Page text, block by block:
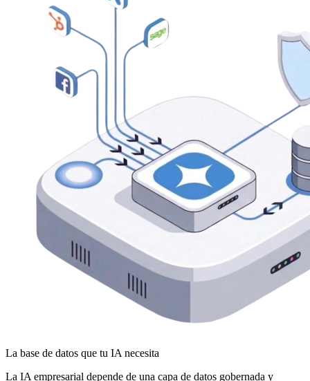
La base de datos que tu IA necesita
La IA empresarial depende de una capa de datos gobernada y